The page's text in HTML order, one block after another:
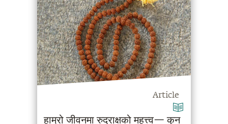
Article
हाम्रो जीवनमा रुद्राक्षको महत्त्व— कुन